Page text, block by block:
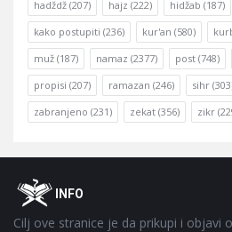
hadždž (207) hajz (222) hidžab (187)
kako postupiti (236) kur'an (580)
muž (187) namaz (2377) post (748)
propisi (207) ramazan (246) sihr
zabranjeno (231) zekat (356) zikr
FooterOINFO
Cilj ove stranice je da prikupi i objavi